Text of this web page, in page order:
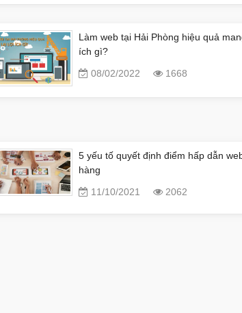
Làm web tại Hải Phòng hiệu quả
ích gì?
08/02/2022
1668
5 yếu tố quyết định điểm hấp dẫn
hàng
11/10/2021
2062